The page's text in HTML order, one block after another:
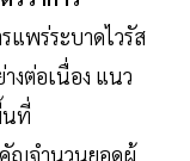
แพร่ระบาดไวรัส
ต่อเนื่อง แนว
นที่
ญจำนวนยอดผู้